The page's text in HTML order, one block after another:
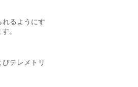
るようにす
。
テレメトリ